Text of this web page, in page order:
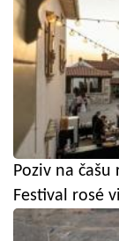
Poziv na
Festival rosé